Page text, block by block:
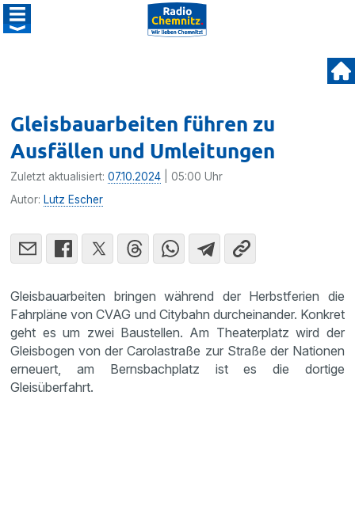
Gleisbauarbeiten führen zu
Ausfällen und Umleitungen
Zuletzt aktualisiert:07.10.2024 | 05:00 Uhr
Autor: Lutz Escher
Gleisbauarbeiten bringen während der Herbstferien die
Fahrpläne von CVAG und Citybahn durcheinander. Konkret
geht es um zwei Baustellen. Am Theaterplatz wird der
Gleisbogen von der Carolastraße zur Straße der Nationen
erneuert, am Bernsbachplatz ist es die dortige
Gleisüberfahrt.